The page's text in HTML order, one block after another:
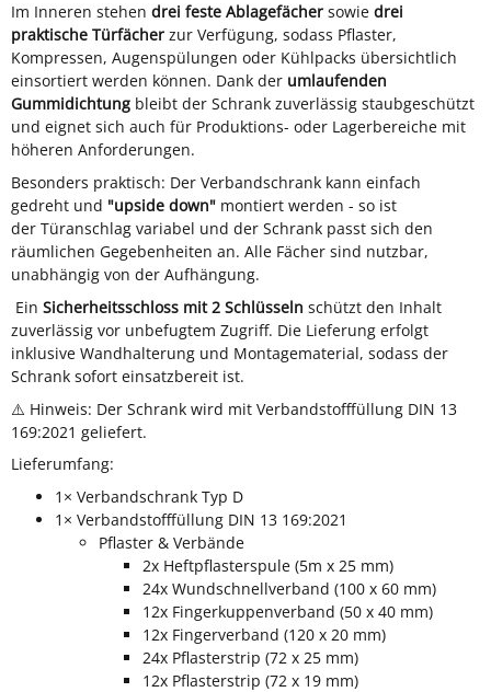
Im Inneren stehen drei feste Ablagefächer sowie drei
praktische Türfächer zur Verfügung, sodass Pflaster,
Kompressen, Augenspülungen oder Kühlpacks übersichtlich
einsortiert werden können. Dank der umlaufenden
Gummidichtung bleibt der Schrank zuverlässig staubgeschützt
und eignet sich auch für Produktions- oder Lagerbereiche mit
höheren Anforderungen.
Besonders praktisch: Der Verbandschrank kann einfach
gedreht und "upside down" montiert werden - so ist
der Türanschlag variabel und der Schrank passt sich den
räumlichen Gegebenheiten an. Alle Fächer sind nutzbar,
unabhängig von der Aufhängung.
Ein Sicherheitsschloss mit 2 Schlüsseln schützt den Inhalt
zuverlässig vor unbefugtem Zugriff. Die Lieferung erfolgt
inklusive Wandhalterung und Montagematerial, sodass der
Schrank sofort einsatzbereit ist.
⚠️ Hinweis: Der Schrank wird mit Verbandstofffüllung DIN 13
169:2021 geliefert.
Lieferumfang:
1× Verbandschrank Typ D
1× Verbandstofffüllung DIN 13 169:2021
Pflaster & Verbände
2x Heftpflasterspule (5m x 25 mm)
24x Wundschnellverband (100 x 60 mm)
12x Fingerkuppenverband (50 x 40 mm)
12x Fingerverband (120 x 20 mm)
24x Pflasterstrip (72 x 25 mm)
12x Pflasterstrip (72 x 19 mm)